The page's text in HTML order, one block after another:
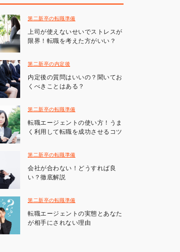
第二新卒の転職準備
上司が使えないせいでストレスが
限界！転職を考えた方がいい？
第二新卒の内定後
内定後の質問はいいの？聞いてお
くべきことはある？
第二新卒の転職準備
転職エージェントの使い方！うま
く利用して転職を成功させるコツ
第二新卒の転職準備
会社が合わない！どうすれば良
い？徹底解説
第二新卒の転職準備
転職エージェントの実態とあなた
が相手にされない理由